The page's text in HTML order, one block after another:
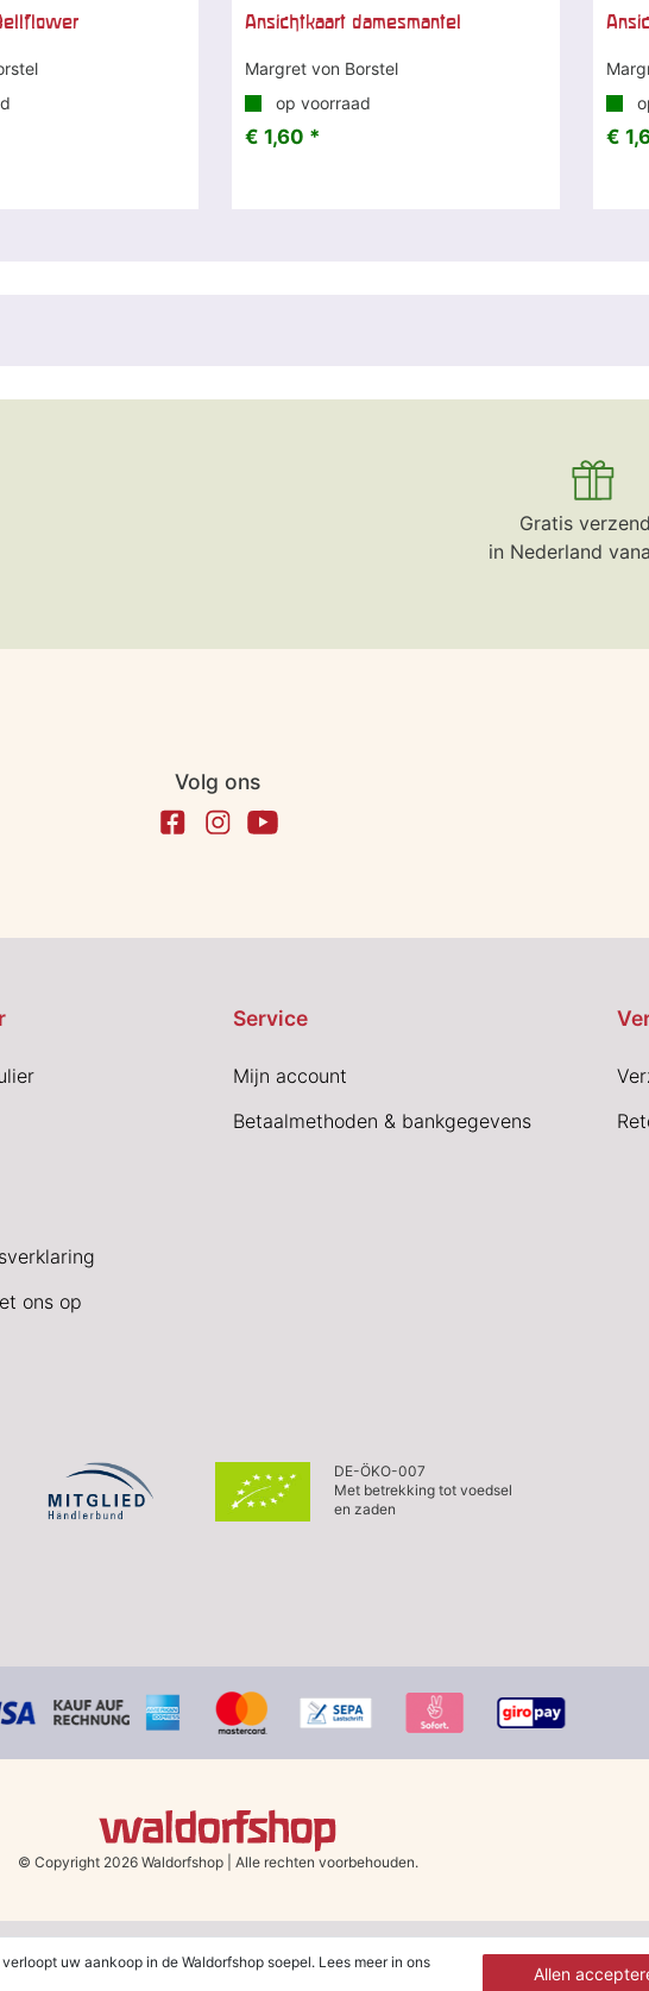
Ansichtkaart damesmantel
Margret von Borstel
op voorraad
€ 1,60 * €
Gratis
in Nederland
Volg ons
ons op
Service
Mijn account
Betaalmethoden & bankgegevens
DE-ÖKO-007
Met betrekking tot voedsel
en zaden
© Copyright 2026 Waldorfshop Alle rechten voorbehouden.
aangemeld voor de nieuwsbrief. De kortingsbon is 30 dagen geldig en geldt bij een
uw aankoop in de Waldorfshop soepel. Lees meer in ons
Allen